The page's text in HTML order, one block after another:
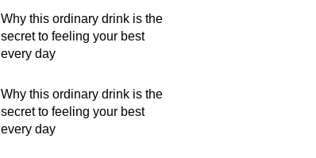
Why this ordinary drink is the
secret to feeling your best
every day
Why this ordinary drink is the
secret to feeling your best
every day